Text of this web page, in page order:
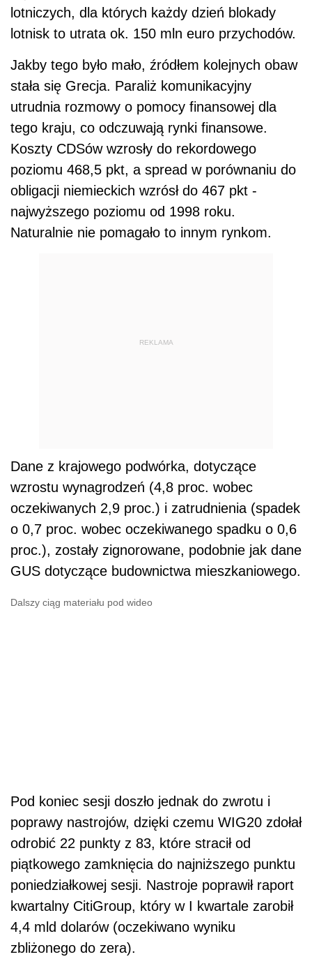
lotniczych, dla których każdy dzień blokady
lotnisk to utrata ok. 150 mln euro przychodów.
Jakby tego było mało, źródłem kolejnych obaw
stała się Grecja. Paraliż komunikacyjny
utrudnia rozmowy o pomocy finansowej dla
tego kraju, co odczuwają rynki finansowe.
Koszty CDSów wzrosły do rekordowego
poziomu 468,5 pkt, a spread w porównaniu do
obligacji niemieckich wzrósł do 467 pkt -
najwyższego poziomu od 1998 roku.
Naturalnie nie pomagało to innym rynkom.
REKLAMA
Dane z krajowego podwórka, dotyczące
wzrostu wynagrodzeń (4,8 proc. wobec
oczekiwanych 2,9 proc.) i zatrudnienia (spadek
o 0,7 proc. wobec oczekiwanego spadku o 0,6
proc.), zostały zignorowane, podobnie jak dane
GUS dotyczące budownictwa mieszkaniowego.
Dalszy ciąg materiału pod wideo
Pod koniec sesji doszło jednak do zwrotu i
poprawy nastrojów, dzięki czemu WIG20 zdołał
odrobić 22 punkty z 83, które stracił od
piątkowego zamknięcia do najniższego punktu
poniedziałkowej sesji. Nastroje poprawił raport
kwartalny CitiGroup, który w I kwartale zarobił
4,4 mld dolarów (oczekiwano wyniku
zbliżonego do zera).